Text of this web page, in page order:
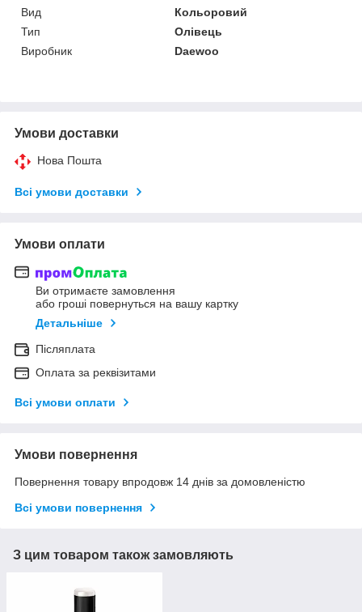
Вид
Кольоровий
Тип
Олівець
Виробник
Daewoo
Умови доставки
Нова Пошта
Всі умови доставки
Умови оплати
Ви отримаєте замовлення
або гроші повернуться на вашу картку
Детальніше
Післяплата
Оплата за реквізитами
Всі умови оплати
Умови повернення
Повернення товару впродовж 14 днів за домовленістю
Всі умови повернення
З цим товаром також замовляють